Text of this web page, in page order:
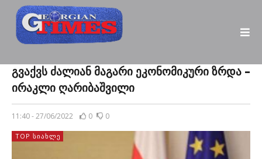
გვაქვს ძალიან მაგარი ეკონომიკური ზრდა –
ირაკლი ღარიბაშვილი
11:40 - 27/06/2022 0 0
TOP ᲡᲘᲐᲮᲚᲔ